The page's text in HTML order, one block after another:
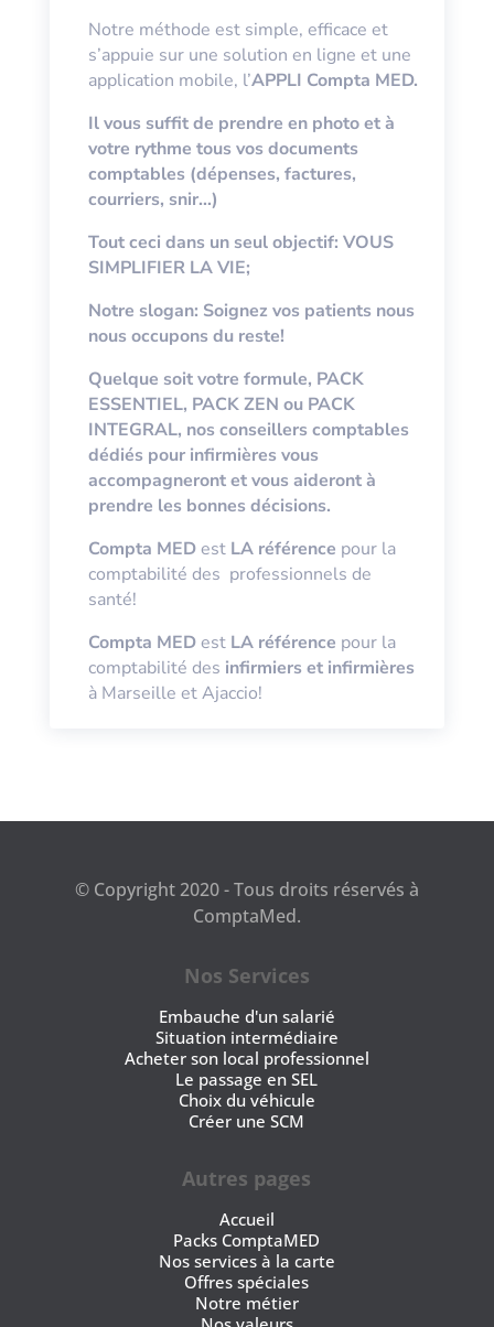
Notre méthode est simple, efficace et
s’appuie sur une solution en ligne et une
application mobile, l’APPLI Compta MED.
Il vous suffit de prendre en photo et à
votre rythme tous vos documents
comptables (dépenses, factures,
courriers, snir…)
Tout ceci dans un seul objectif: VOUS
SIMPLIFIER LA VIE;
Notre slogan: Soignez vos patients nous
nous occupons du reste!
Quelque soit votre formule, PACK
ESSENTIEL, PACK ZEN ou PACK
INTEGRAL, nos conseillers comptables
dédiés pour infirmières vous
accompagneront et vous aideront à
prendre les bonnes décisions.
Compta MEDest LA référence pour la
comptabilité des professionnels de
santé!
Compta MEDest LA référence pour la
comptabilité des infirmiers et infirmières
à Marseille et Ajaccio!
© Copyright 2020 - Tous droits réservés à
ComptaMed.
Nos Services
Embauche d'un salarié
Situation intermédiaire
Acheter son local professionnel
Le passage en SEL
Choix du véhicule
Créer une SCM
Autres pages
Accueil
Packs ComptaMED
Nos services à la carte
Offres spéciales
Notre métier